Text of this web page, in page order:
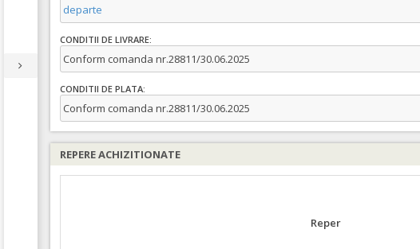
departe
CONDITII DE LIVRARE:
Conform comanda nr.28811/30.06.2025
CONDITII DE PLATA:
Conform comanda nr.28811/30.06.2025
REPERE ACHIZITIONATE
Reper